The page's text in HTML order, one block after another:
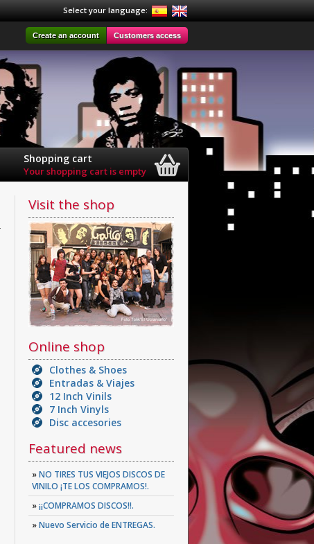
Select your language:
Create an account Customers access
Shopping cart
Your shopping cart is empty
Visit the shop
Online shop
Clothes & Shoes
Entradas & Viajes
12 Inch Vinils
7 Inch Vinyls
Disc accesories
Featured news
»NO TIRES TUS VIEJOS DISCOS DE
VINILO ¡TE LOS COMPRAMOS!.
»¡¡COMPRAMOS DISCOS!!.
»Nuevo Servicio de ENTREGAS.